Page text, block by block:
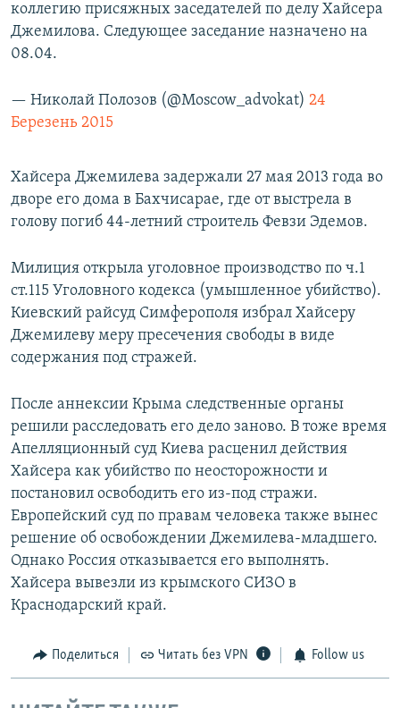
коллегию присяжных заседателей по делу Хайсера
Джемилова. Следующее заседание назначено на
08.04.
— Николай Полозов (@Moscow_advokat) 24
Березень 2015
Хайсера Джемилева задержали 27 мая 2013 года во
дворе его дома в Бахчисарае, где от выстрела в
голову погиб 44-летний строитель Февзи Эдемов.
Милиция открыла уголовное производство по ч.1
ст.115 Уголовного кодекса (умышленное убийство).
Киевский райсуд Симферополя избрал Хайсеру
Джемилеву меру пресечения свободы в виде
содержания под стражей.
После аннексии Крыма следственные органы
решили расследовать его дело заново. В тоже время
Апелляционный суд Киева расценил действия
Хайсера как убийство по неосторожности и
постановил освободить его из-под стражи.
Европейский суд по правам человека также вынес
решение об освобождении Джемилева-младшего.
Однако Россия отказывается его выполнять.
Хайсера вывезли из крымского СИЗО в
Краснодарский край.
Поделиться Читать без VPN Follow us